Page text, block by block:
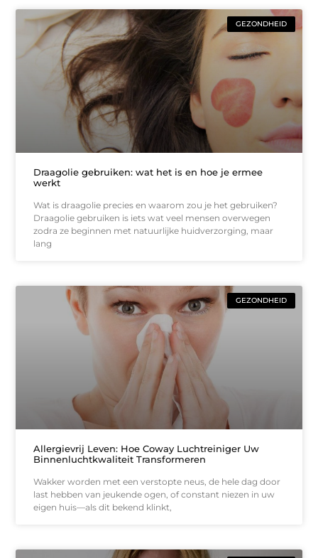
GEZONDHEID
Draagolie gebruiken: wat het is en hoe je ermee
werkt
Wat is draagolie precies en waarom zou je het gebruiken?
Draagolie gebruiken is iets wat veel mensen overwegen
zodra ze beginnen met natuurlijke huidverzorging, maar
lang
GEZONDHEID
Allergievrij Leven: Hoe Coway Luchtreiniger Uw
Binnenluchtkwaliteit Transformeren
Wakker worden met een verstopte neus, de hele dag door
last hebben van jeukende ogen, of constant niezen in uw
eigen huis—als dit bekend klinkt,